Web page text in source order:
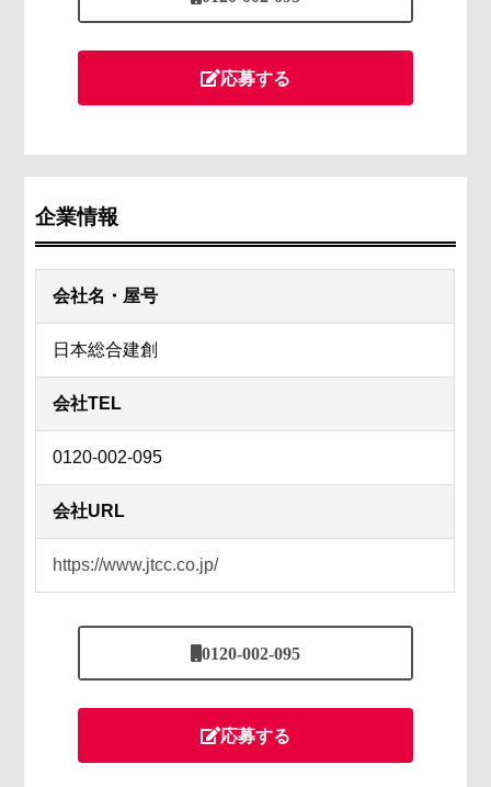
応募する
企業情報
会社名・屋号
日本総合建創
会社TEL
0120-002-095
会社URL
https://www.jtcc.co.jp/
0120-002-095
応募する